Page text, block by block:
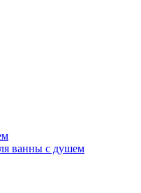
ванны с душем